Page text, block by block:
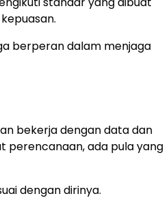
berperan dalam menjaga
bekerja dengan data dan
perencanaan, ada pula yang
dengan dirinya.